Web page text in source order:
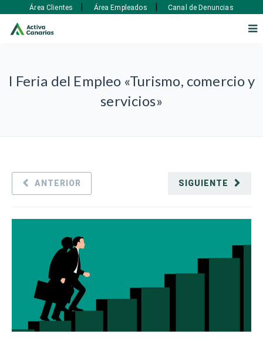
I Feria del Empleo «Turismo, comercio y
servicios»
SIGUIENTE
ANTERIOR
Área Clientes | Área Empleados | Canal de Denuncias